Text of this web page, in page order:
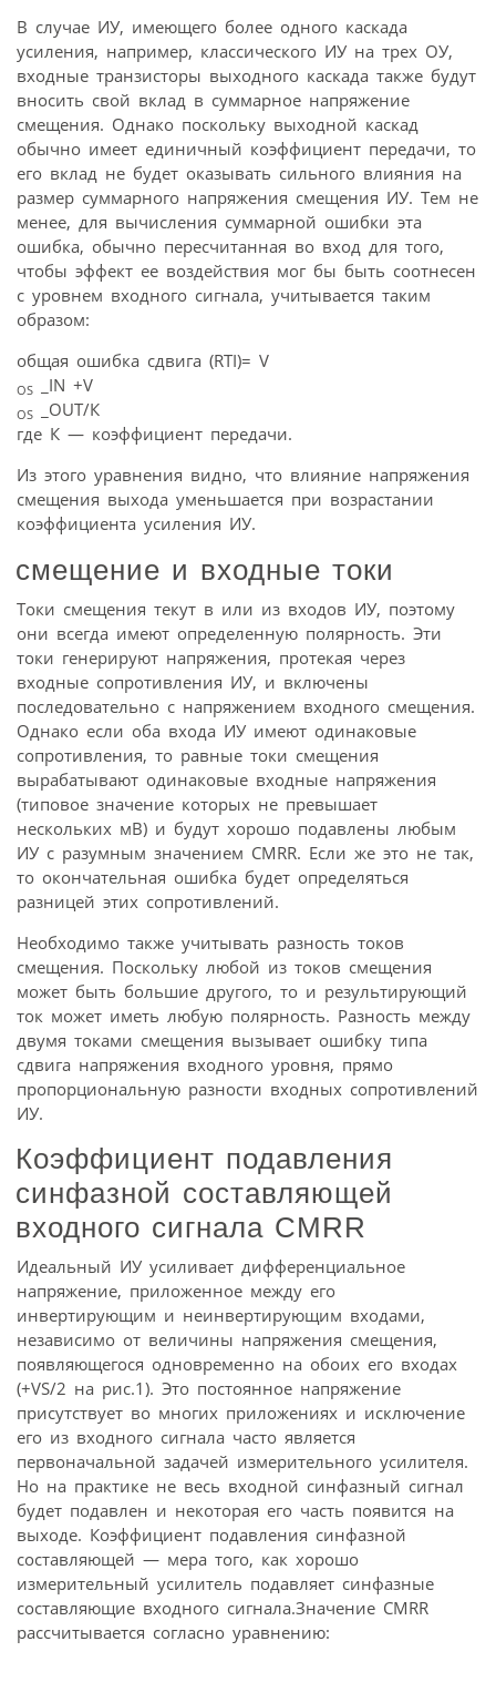
В случае ИУ, имеющего более одного каскада
усиления, например, классического ИУ на трех ОУ,
входные транзисторы выходного каскада также будут
вносить свой вклад в суммарное напряжение
смещения. Однако поскольку выходной каскад
обычно имеет единичный коэффициент передачи, то
его вклад не будет оказывать сильного влияния на
размер суммарного напряжения смещения ИУ. Тем не
менее, для вычисления суммарной ошибки эта
ошибка, обычно пересчитанная во вход для того,
чтобы эффект ее воздействия мог бы быть соотнесен
с уровнем входного сигнала, учитывается таким
образом:
общая ошибка сдвига (RTI)= V
OS _IN +V
OS
_OUT/К
где К — коэффициент передачи.
Из этого уравнения видно, что влияние напряжения
смещения выхода уменьшается при возрастании
коэффициента усиления ИУ.
смещение и входные токи
Токи смещения текут в или из входов ИУ, поэтому
они всегда имеют определенную полярность. Эти
токи генерируют напряжения, протекая через
входные сопротивления ИУ, и включены
последовательно с напряжением входного смещения.
Однако если оба входа ИУ имеют одинаковые
сопротивления, то равные токи смещения
вырабатывают одинаковые входные напряжения
(типовое значение которых не превышает
нескольких мВ) и будут хорошо подавлены любым
ИУ с разумным значением CMRR. Если же это не так,
то окончательная ошибка будет определяться
разницей этих сопротивлений.
Необходимо также учитывать разность токов
смещения. Поскольку любой из токов смещения
может быть большие другого, то и результирующий
ток может иметь любую полярность. Разность между
двумя токами смещения вызывает ошибку типа
сдвига напряжения входного уровня, прямо
пропорциональную разности входных сопротивлений
ИУ.
Коэффициент подавления
синфазной составляющей
входного сигнала CMRR
Идеальный ИУ усиливает дифференциальное
напряжение, приложенное между его
инвертирующим и неинвертирующим входами,
независимо от величины напряжения смещения,
появляющегося одновременно на обоих его входах
(+VS/2 на рис.1). Это постоянное напряжение
присутствует во многих приложениях и исключение
его из входного сигнала часто является
первоначальной задачей измерительного усилителя.
Но на практике не весь входной синфазный сигнал
будет подавлен и некоторая его часть появится на
выходе. Коэффициент подавления синфазной
составляющей — мера того, как хорошо
измерительный усилитель подавляет синфазные
составляющие входного сигнала.Значение CMRR
рассчитывается согласно уравнению: